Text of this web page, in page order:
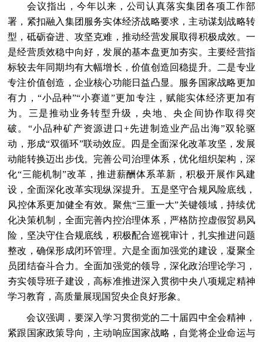
会议指出，今年以来，公司认真落实集团各项工作部
署，紧扣融入集团服务实体经济战略要求，主动谋划战略转
型，砥砺奋进、攻坚克难，推动经营发展取得积极成效。一
是经营质效稳中向好，发展的基本盘更加夯实。主要经营指
标较去年同期均有大幅增长，价值创造回稳提升。二是专业
专注价值创造，企业核心功能日益凸显。服务国家战略更加
有力，“小品种”“小赛道”更加专注，赋能实体经济更加有
为。三是推动业务转型升级，央地、央企间协作取得突
破。“小品种矿产资源进口+先进制造业产品出海”双轮驱
动，形成“双循环”联动效应。四是全面深化改革攻坚，发展
动能转换迈出步伐。完善公司治理体系，优化组织架构，深
化“三能机制”改革，推进薪酬体系革新，积极开展作风建
设，全面深化改革实现纵深提升。五是坚守合规风险底线，
风控体系更加健全有效。聚焦“三重一大”关键领域，持续优
化决策机制，全面完善内控治理体系，严格防控虚假贸易风
险，坚决守住合规底线，积极配合巡视审计，扎实推进问题
整改，确保形成闭环管理。六是全面加强党的建设，凝聚全
员团结奋斗合力。全面加强党的领导，深化政治理论学习，
夯实领导班子建设，高标准推进深入贯彻中央八项规定精神
学习教育，高质量展现国贸央企良好形象。
会议强调，要深入学习贯彻党的二十届四中全会精神，
紧跟国家政策导向，主动响应国家战略，自觉将企业命运与